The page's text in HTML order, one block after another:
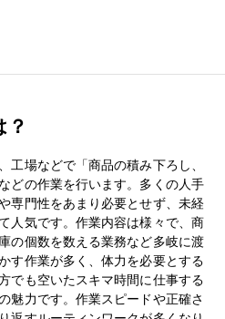
？
工場などで「商品の積み下ろし、
どの作業を行います。多くの人手
専門性をあまり必要とせず、未経
人気です。作業内容は様々で、商
の個数を数える業務など多岐に渡
す作業が多く、体力を必要とする
でも空いたスキマ時間に仕事する
魅力です。作業スピードや正確さ